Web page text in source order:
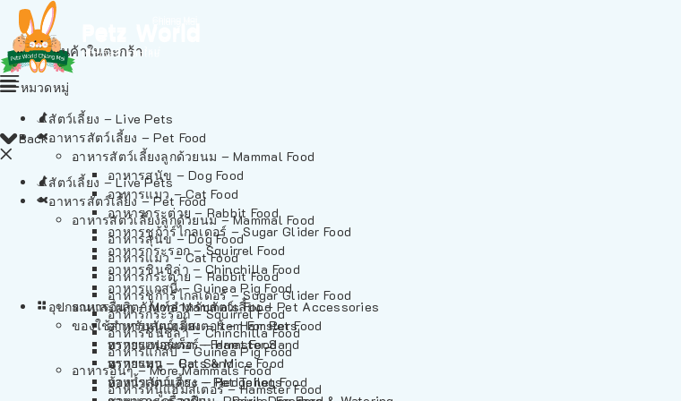
ไม่มีสินค้าในตะกร้า
Back
สัตว์เลี้ยง – Live Pets
อาหารสัตว์เลี้ยง – Pet Food
อาหารสัตว์เลี้ยงลูกด้วยนม – Mammal Food
อาหารสุนัข – Dog Food
อาหารแมว – Cat Food
อาหารกระต่าย – Rabbit Food
อาหารชูก้าร์ไกลเดอร์ – Sugar Glider Food
อาหารกระรอก – Squirrel Food
อาหารชินชิล่า – Chinchilla Food
อาหารแกสบี้ – Guinea Pig Food
อาหารอื่นๆ – More Mammals Food
อาหารหนูแฮมสเตอร์ – Hamster Food
หมวดหมู่
สัตว์เลี้ยง – Live Pets
อาหารสัตว์เลี้ยง – Pet Food
อาหารสัตว์เลี้ยงลูกด้วยนม – Mammal Food
อาหารสุนัข – Dog Food
อาหารแมว – Cat Food
อาหารกระต่าย – Rabbit Food
อาหารชูก้าร์ไกลเดอร์ – Sugar Glider Food
อาหารกระรอก – Squirrel Food
อาหารชินชิล่า – Chinchilla Food
อาหารแกสบี้ – Guinea Pig Food
อาหารอื่นๆ – More Mammals Food
อาหารหนูแฮมสเตอร์ – Hamster Food
อาหารเฟอร์เร็ต – Ferret Food
อาหารหนู – Rats & Mice Food
อาหารเม่นแคระ – Hedgehog Food
อุปกรณและผลิตภัณฑ์สำหรับสัตว์เลี้ยง – Pet Accessories
ของใช้สำหรับสัตว์เลี้ยง – Item For Pets
ทรายแฮมสเตอร์ – Hamster Sand
ทรายแมว – Cat Sand
ห้องน้ำสัตว์เลี้ยง – Pet Toilets